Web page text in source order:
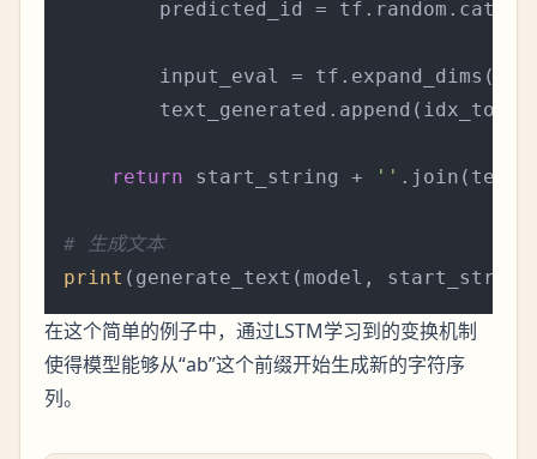
predicted_id =
input_eval =
return start_string + ''
# 生成文本
print (generate_text(model,
在这个简单的例子中，通过LSTM学习到的变换机制
使得模型能够从“ab”这个前缀开始生成新的字符序
列。